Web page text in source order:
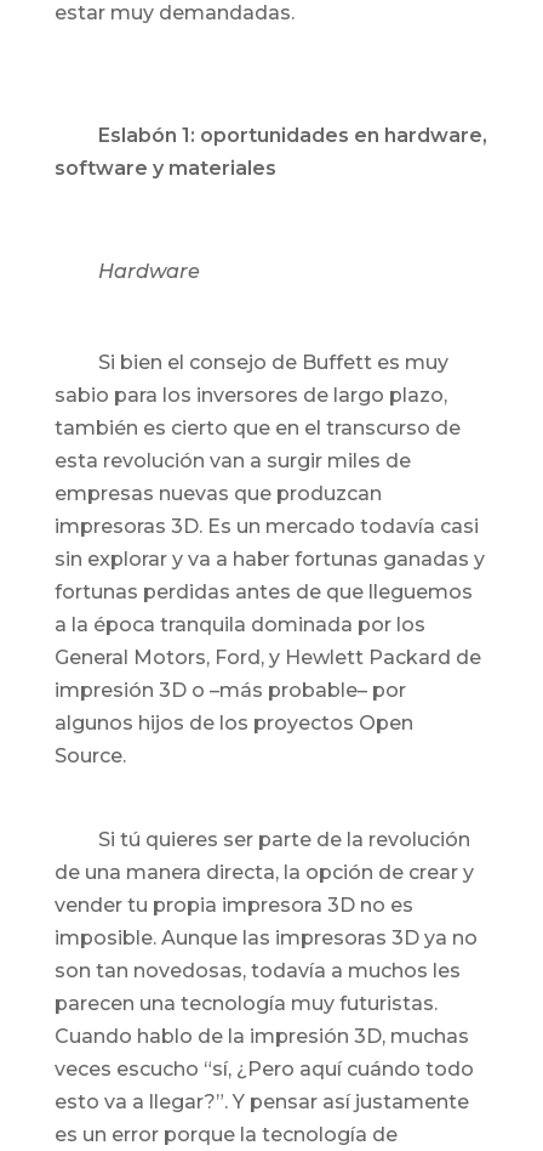
estar muy demandadas.
Eslabón 1: oportunidades en hardware,
software y materiales
Hardware
Si bien el consejo de Buffett es muy
sabio para los inversores de largo plazo,
también es cierto que en el transcurso de
esta revolución van a surgir miles de
empresas nuevas que produzcan
impresoras 3D. Es un mercado todavía casi
sin explorar y va a haber fortunas ganadas y
fortunas perdidas antes de que lleguemos
a la época tranquila dominada por los
General Motors, Ford, y Hewlett Packard de
impresión 3D o –más probable– por
algunos hijos de los proyectos Open
Source.
Si tú quieres ser parte de la revolución
de una manera directa, la opción de crear y
vender tu propia impresora 3D no es
imposible. Aunque las impresoras 3D ya no
son tan novedosas, todavía a muchos les
parecen una tecnología muy futuristas.
Cuando hablo de la impresión 3D, muchas
veces escucho “sí, ¿Pero aquí cuándo todo
esto va a llegar?”. Y pensar así justamente
es un error porque la tecnología de